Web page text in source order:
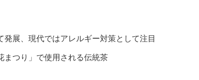
発展、現代ではアレルギー対策として注目
まつり」で使用される伝統茶